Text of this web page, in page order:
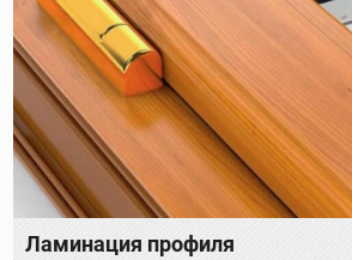
Ламинация профиля